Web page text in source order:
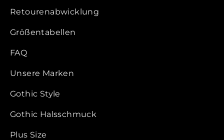
Retourenabwicklung
Größentabellen
FAQ
Unsere Marken
Gothic Style
Gothic Halsschmuck
Plus Size